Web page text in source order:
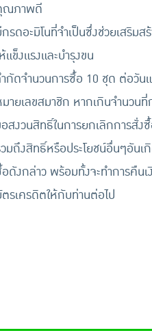
ณภาพดี
รดอะมิโนที่จำเป็นซึ่งช่วยเสริมส
แข็งแรงและบำรุงขน
กัดจำนวนการซื้อ 10 ชุด ต่อวัน
ายเลขสมาชิก หากเกินจำนวน
สงวนสิทธิ์ในการยกเลิกการสั่ง
มถึงสิทธิ์หรือประโยชน์อื่นๆอันเ
ดังกล่าว พร้อมทั้งจะทำการคืนเ
รเครดิตให้กับท่านต่อไป